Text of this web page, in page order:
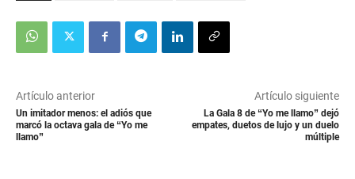
Artículo anterior
Un imitador menos: el adiós que
marcó la octava gala de “Yo me
llamo”
Artículo siguiente
La Gala 8 de “Yo me llamo” dejó
empates, duetos de lujo y un duelo
múltiple